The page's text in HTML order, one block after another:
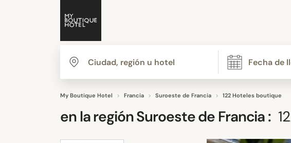
My Boutique Hotel Francia Suroeste de Francia 122 Hoteles boutique
en la regiónSuroeste de Francia: